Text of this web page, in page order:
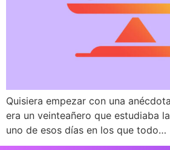
Quisiera empezar con una
era un veinteañero que estudiaba
uno de esos días en los que todo…